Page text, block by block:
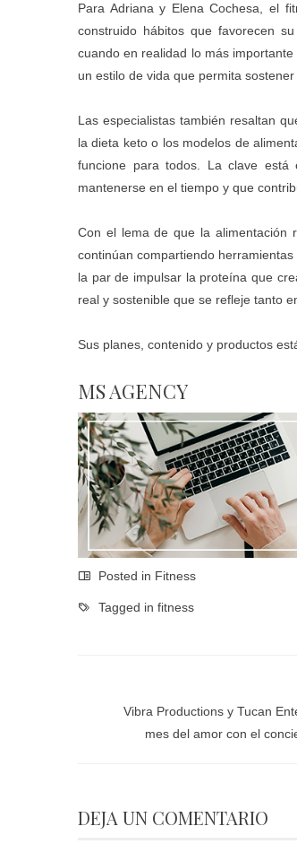
Para Adriana y Elena Cochesa, el
construido hábitos que favorecen
cuando en realidad lo más
un estilo de vida que permita
Las especialistas también resaltan
la dieta keto o los modelos de
funcione para todos. La clave
mantenerse en el tiempo y que
Con el lema de que la alimentación
continúan compartiendo
la par de impulsar la proteína que
real y sostenible que se refleje tanto
Sus planes, contenido y productos
MS AGENCY
Posted in Fitness
Tagged in fitness
Vibra Productions y Tucan
mes del amor con el
DEJA UN COMENTARIO